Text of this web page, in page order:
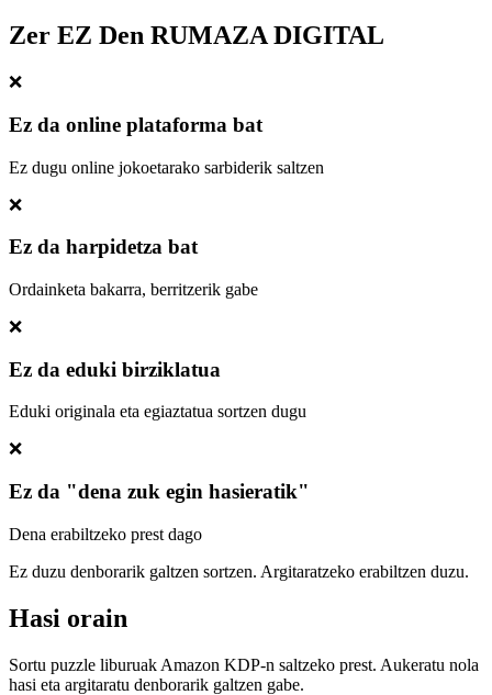
Zer EZ Den RUMAZA DIGITAL
❌
Ez da online plataforma bat
Ez dugu online jokoetarako sarbiderik saltzen
❌
Ez da harpidetza bat
Ordainketa bakarra, berritzerik gabe
❌
Ez da eduki birziklatua
Eduki originala eta egiaztatua sortzen dugu
❌
Ez da "dena zuk egin hasieratik"
Dena erabiltzeko prest dago
Ez duzu denborarik galtzen sortzen. Argitaratzeko erabiltzen duzu.
Hasi orain
Sortu puzzle liburuak Amazon KDP-n saltzeko prest. Aukeratu nola
hasi eta argitaratu denborarik galtzen gabe.